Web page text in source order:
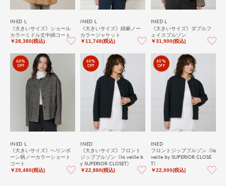
INED L
《大きいサイズ》ショール
カラーミドル丈中綿コート
￥28,380(税込)
INED L
《大きいサイズ》綿麻ノー
カラージャケット
￥11,748(税込)
INED L
《大きいサイズ》ダブルフ
ェイスブルゾン
￥31,900(税込)
60%
OFF
INED L
《大きいサイズ》ヘリンボ
ーン柄ノーカラーショート
コート
￥29,480(税込)
60%
OFF
INED
《大きいサイズ》フロント
ジップブルゾン《la veille b
y SUPERIOR CLOSET》
￥22,880(税込)
60%
OFF
INED
フロントジップブルゾン《la
veille by SUPERIOR CLOSE
T》
￥22,000(税込)